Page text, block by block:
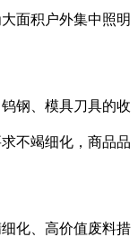
面积户外集中照明
钢、模具刀具的收
不竭细化，商品品
化、高价值废料措